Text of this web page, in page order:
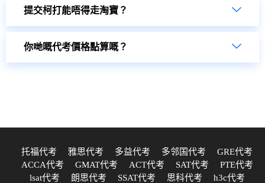
提交柯打能唔得走淘寶？
你哋嘅代考價格點算嘅？
托福代考 雅思代考 多益代考 多邻国代考
GRE代考
ACCA代考
GMAT代考 ACT代考 SAT代考
PTE代考
lsat代考
朗思代考 SSAT代考 思科代考
h3c代考